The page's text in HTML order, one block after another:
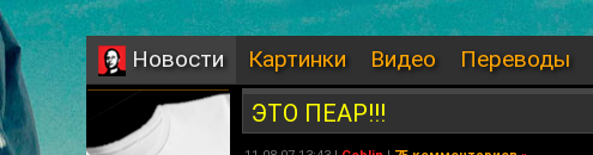
Новости Картинки Видео Переводы
ЭТО ПЕАР!!!